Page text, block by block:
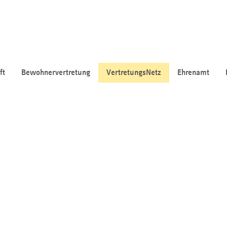
Bewohnervertretung VertretungsNetz Ehrenamt